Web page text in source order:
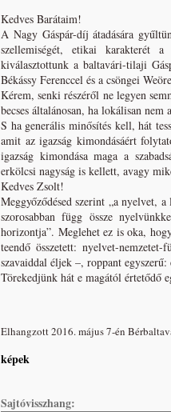
Kedves Barátaim!
A Nagy Gáspár-díj átadására
szellemiségét, etikai karakterét
kiválasztottunk a baltavári-tilaji
Békássy Ferenccel és a csöngei
Kérem, senki részéről ne legyen
becses általánosan, ha lokálisan
S ha generális minősítés kell, hát
amit az igazság kimondásáért
igazság kimondása maga a
erkölcsi nagyság is kellett, avagy
Kedves Zsolt!
Meggyőződésed szerint „a nyelvet,
szorosabban függ össze
horizontja”. Meglehet ez is oka,
teendő összetett: nyelvet-
szavaiddal éljek –, roppant
Törekedjünk hát e magától értetődő
Elhangzott 2016. május 7-én
képek
Sajtóvisszhang: